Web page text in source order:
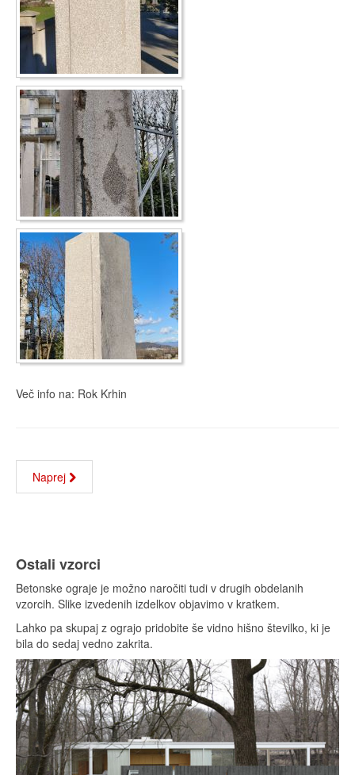
Več info na: Rok Krhin
Naprej
Ostali vzorci
Betonske ograje je možno naročiti tudi v drugih obdelanih
vzorcih. Slike izvedenih izdelkov objavimo v kratkem.
Lahko pa skupaj z ograjo pridobite še vidno hišno številko, ki je
bila do sedaj vedno zakrita.